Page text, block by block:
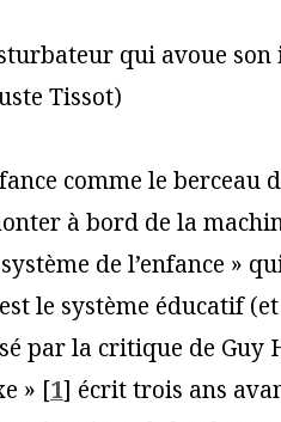
qui avoue son
Tissot)
comme le
à bord de la
de l’enfance »
le système éducatif
par la critique de Guy
» [1] écrit trois ans